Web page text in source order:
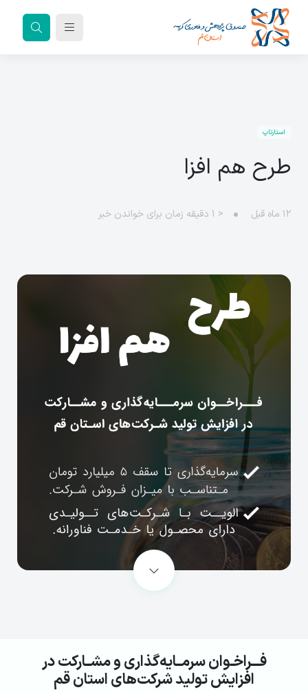
استارتاپ
طرح هم افزا
۱۲ ماه قبل < ۱ دقیقه زمان برای خواندن خبر
فـــراخـوان سرمــایه‌گذاری و مشــارکت در
افزایش تولید شرکت‌های استان قم